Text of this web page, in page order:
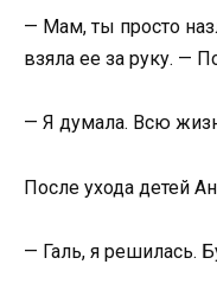
— Мам, ты просто
взяла ее за руку. —
— Я думала. Всю
После ухода детей
— Галь, я решилась.